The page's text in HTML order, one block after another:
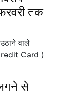
तक
वाले
Card )
से